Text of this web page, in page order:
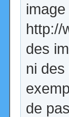
http://
des
ni
de